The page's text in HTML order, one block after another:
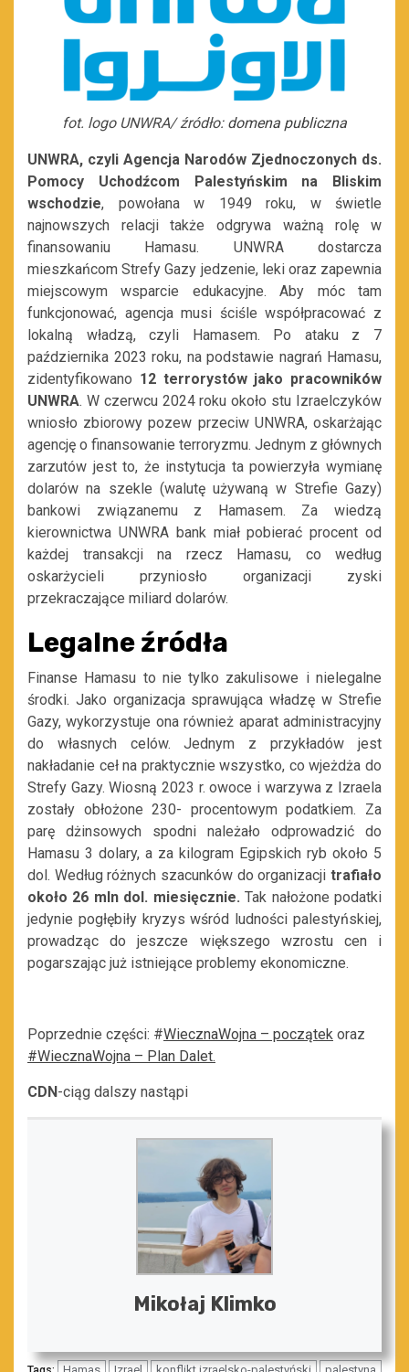
fot. logo UNWRA/ źródło: domena publiczna
UNWRA, czyli Agencja Narodów Zjednoczonych ds.
Pomocy Uchodźcom Palestyńskim na Bliskim
wschodzie, powołana w 1949 roku, w świetle
najnowszych relacji także odgrywa ważną rolę w
finansowaniu Hamasu. UNWRA dostarcza
mieszkańcom Strefy Gazy jedzenie, leki oraz zapewnia
miejscowym wsparcie edukacyjne. Aby móc tam
funkcjonować, agencja musi ściśle współpracować z
lokalną władzą, czyli Hamasem. Po ataku z 7
października 2023 roku, na podstawie nagrań Hamasu,
zidentyfikowano 12 terrorystów jako pracowników
UNWRA. W czerwcu 2024 roku około stu Izraelczyków
wniosło zbiorowy pozew przeciw UNWRA, oskarżając
agencję o finansowanie terroryzmu. Jednym z głównych
zarzutów jest to, że instytucja ta powierzyła wymianę
dolarów na szekle (walutę używaną w Strefie Gazy)
bankowi związanemu z Hamasem. Za wiedzą
kierownictwa UNWRA bank miał pobierać procent od
każdej transakcji na rzecz Hamasu, co według
oskarżycieli przyniosło organizacji zyski
przekraczające miliard dolarów.
Legalne źródła
Finanse Hamasu to nie tylko zakulisowe i nielegalne
środki. Jako organizacja sprawująca władzę w Strefie
Gazy, wykorzystuje ona również aparat administracyjny
do własnych celów. Jednym z przykładów jest
nakładanie ceł na praktycznie wszystko, co wjeżdża do
Strefy Gazy. Wiosną 2023 r. owoce i warzywa z Izraela
zostały obłożone 230- procentowym podatkiem. Za
parę dżinsowych spodni należało odprowadzić do
Hamasu 3 dolary, a za kilogram Egipskich ryb około 5
dol. Według różnych szacunków do organizacji trafiało
około 26 mln dol. miesięcznie.Tak nałożone podatki
jedynie pogłębiły kryzys wśród ludności palestyńskiej,
prowadząc do jeszcze większego wzrostu cen i
pogarszając już istniejące problemy ekonomiczne.
Poprzednie części: #WiecznaWojna – początek oraz
#WiecznaWojna – Plan Dalet.
CDN-ciąg dalszy nastąpi
Mikołaj Klimko